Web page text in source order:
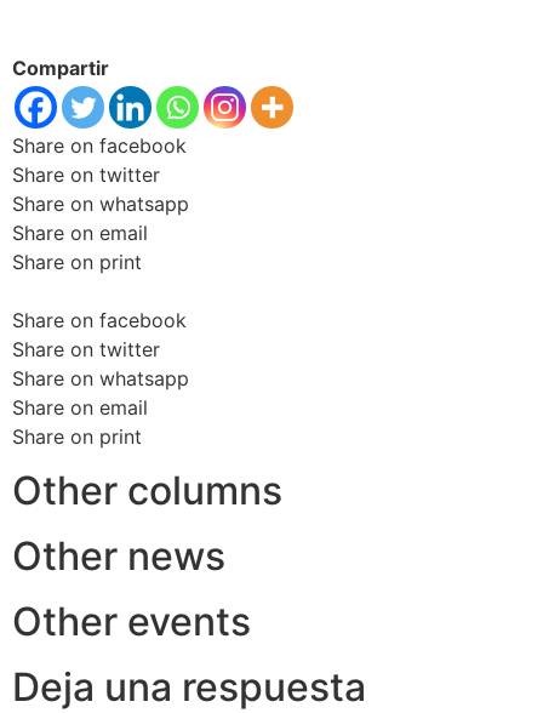
Compartir
Share on facebook
Share on twitter
Share on whatsapp
Share on email
Share on print
Share on facebook
Share on twitter
Share on whatsapp
Share on email
Share on print
Other columns
Other news
Other events
Deja una respuesta